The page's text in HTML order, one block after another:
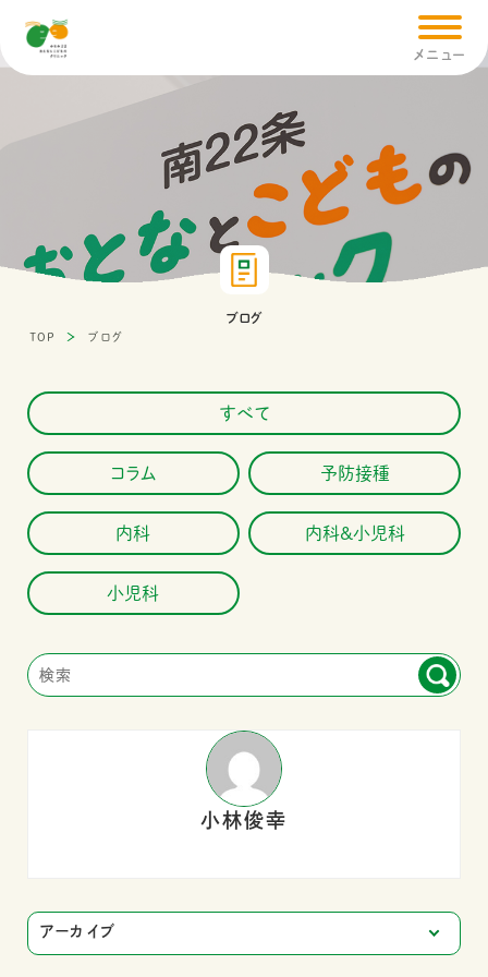
クリニ
健
予
求
メニュー
ブログ
TOP ブログ
すべて
コラム 予防接種
内科 内科&小児科
小児科
小林俊幸
アーカイブ